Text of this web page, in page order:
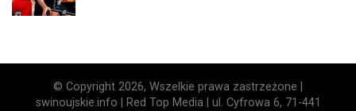
© Copyright 2026, Wszelkie prawa zastrzeżone |
swinoujskie.info | Red Top Media | ul. Cyfrowa 6, 71-441